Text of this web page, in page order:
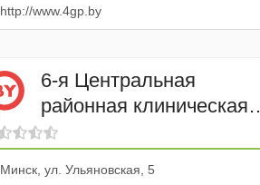
http://www.4gp.by
6-я Центральная
районная клиническая
поликлиника Ленинского
района города Минск
Минск, ул. Ульяновская, 5